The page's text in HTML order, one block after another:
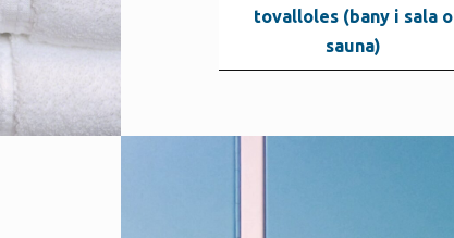
tovalloles (bany i sala o
sauna)